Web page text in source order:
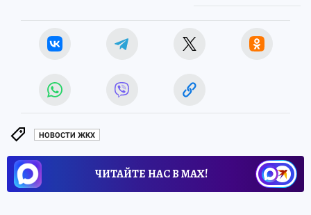
НОВОСТИ ЖКХ
ЧИТАЙТЕ НАС В МАХ!